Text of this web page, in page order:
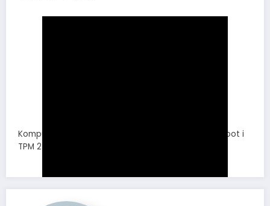
Komputer z płytą MSI oraz prockiem Intel. Secure boot i
TPM 2.0 musi być aktywne!